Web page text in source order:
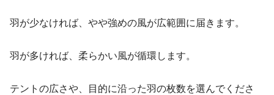
羽が少なければ、やや強めの風が広範囲に届きます。
羽が多ければ、柔らかい風が循環します。
テントの広さや、目的に沿った羽の枚数を選んでくださ